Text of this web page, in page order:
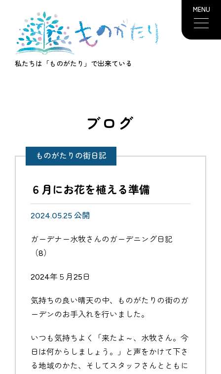
MENU
私たちは「ものがたり」で出来ている
ブログ
ものがたりの街日記
６月にお花を植える準備
2024.05.25 公開
ガーデナー水牧さんのガーデニング日記
（8）
2024年５月25日
気持ちの良い晴天の中、ものがたりの街のガ
ーデンのお手入れを行いました。
いつも気持ちよく「来たよ～、水牧さん。今
日は何からしましょう。」と声をかけて下さ
る地域のかた、そしてスタッフさんとともに